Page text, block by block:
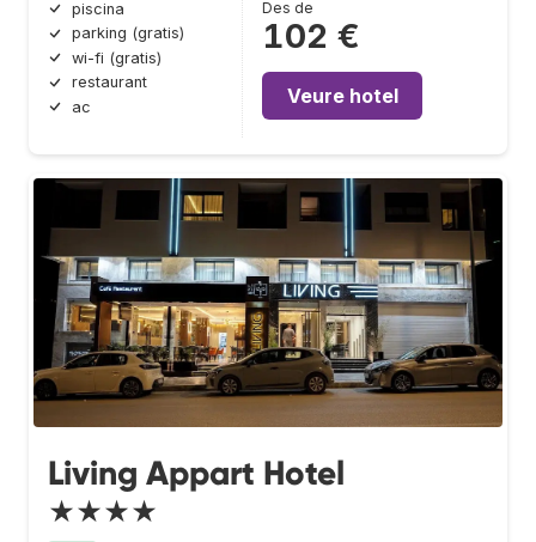
piscina
parking (gratis)
wi-fi (gratis)
restaurant
ac
Des de
102 €
Veure hotel
Living Appart Hotel
★★★★